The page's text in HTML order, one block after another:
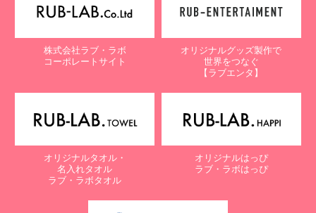
株式会社ラブ・ラボ
コーポレートサイト
オリジナルグッズ製作で
世界をつなぐ
【ラブエンタ】
オリジナルタオル・
名入れタオル
ラブ・ラボタオル
オリジナルはっぴ
ラブ・ラボはっぴ